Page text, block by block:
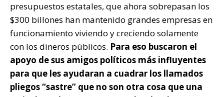
presupuestos estatales, que ahora sobrepasan los
$300 billones han mantenido grandes empresas en
funcionamiento viviendo y creciendo solamente
con los dineros públicos. Para eso buscaron el
apoyo de sus amigos políticos más influyentes
para que les ayudaran a cuadrar los llamados
pliegos “sastre” que no son otra cosa que una